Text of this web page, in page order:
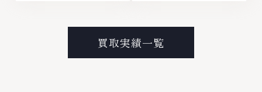
ら、お任せくださいなかでも金・
プラチナ等のアクセサリー・貴金
属・宝石・ダイヤモンド・ジュエ
リーや ブランド品・時計等は特
ブランド衣類 お酒買取りのこと
なら、お任せくださいなかでも
金・プラチナ等のアクセサリー・
貴金属・宝石・ダイヤモンド・ジ
買取実績一覧